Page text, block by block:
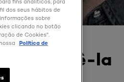
e mantê-la
dos seus hábitos de
sobre
clicando no botão
de Cookies".
Política de